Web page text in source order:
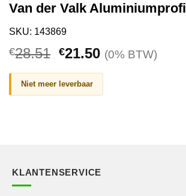
Van der Valk
SKU: 143869
€28.51 Ursprünglicher
war:
€28.51
€21.50Aktueller
€21.50.
(0% BTW)
Niet meer leverbaar
KLANTENSERVICE